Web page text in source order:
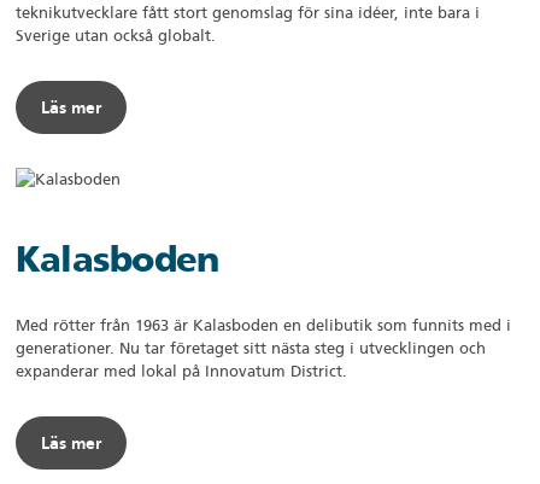
teknikutvecklare fått stort genomslag för sina idéer, inte bara i
Sverige utan också globalt.
Läs mer
Kalasboden
Med rötter från 1963 är Kalasboden en delibutik som funnits med i
generationer. Nu tar företaget sitt nästa steg i utvecklingen och
expanderar med lokal på Innovatum District.
Läs mer